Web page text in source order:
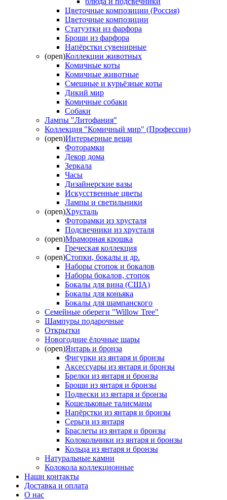
Цветочные композиции (Россия)
Цветочные композиции
Статуэтки из фарфора
Броши из фарфора
Напёрстки сувенирные
(open)Коллекции животных
Комичные коты
Комичные животные
Смешные и курьёзные коты
Дикий мир
Комичные собаки
Собаки
Лампы "Литофания"
Коллекция "Комичный мир" (Профессии)
(open)Интерьерные вещи
Фоторамки
Декор дома
Зеркала
Часы
Дизайнерские вазы
Искусственные цветы
Лампы и светильники
(open)Хрусталь
Фоторамки из хрусталя
Подсвечники из хрусталя
(open)Мраморная крошка
Греческая коллекция
(open)Стопки, бокалы и др.
Наборы стопок и бокалов
Наборы бокалов, стопок
Бокалы для вина (США)
Бокалы для коньяка
Бокалы для шампанского
Семейные обереги "Willow Tree"
Шампуры подарочные
Открытки
Новогодние ёлочные шары
(open)Янтарь и бронза
Фигурки из янтаря и бронзы
Аксессуары из янтаря и бронзы
Брелки из янтаря и бронзы
Броши из янтаря и бронзы
Подвески из янтаря и бронзы
Кошельковые талисманы
Напёрстки из янтаря и бронзы
Серьги из янтаря
Браслеты из янтаря и бронзы
Колокольчики из янтаря и бронзы
Кольца из янтаря и бронзы
Натуральные камни
Колокола коллекционные
Наши контакты
Доставка и оплата
О нас